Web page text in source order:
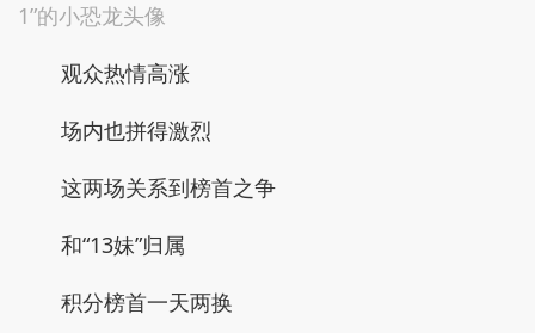
1”的小恐龙头像
观众热情高涨
场内也拼得激烈
这两场关系到榜首之争
和“13妹”归属
积分榜首一天两换